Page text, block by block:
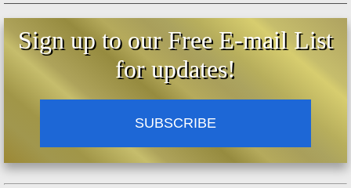
Sign up to our Free E-mail List
for updates!
SUBSCRIBE